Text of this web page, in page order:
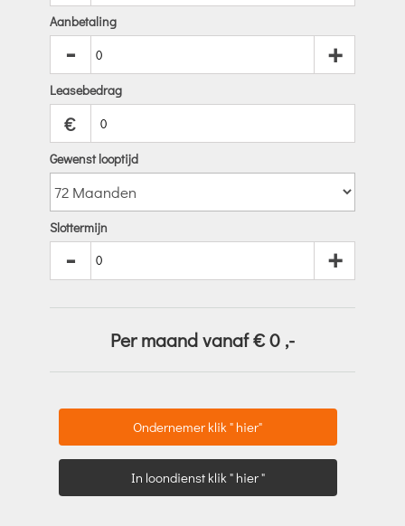
Aanbetaling
- +
Leasebedrag
€
Gewenst looptijd
Slottermijn
- +
Per maand vanaf €0 ,-
Ondernemer klik " hier"
In loondienst klik " hier "